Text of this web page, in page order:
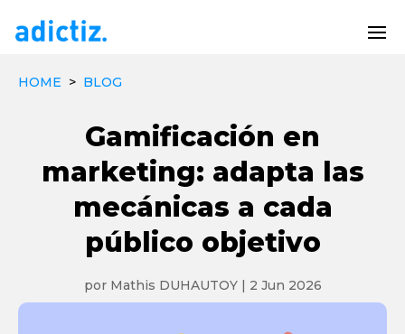
HOME > BLOG
Gamificación en
marketing: adapta las
mecánicas a cada
público objetivo
por Mathis DUHAUTOY| 2 Jun 2026